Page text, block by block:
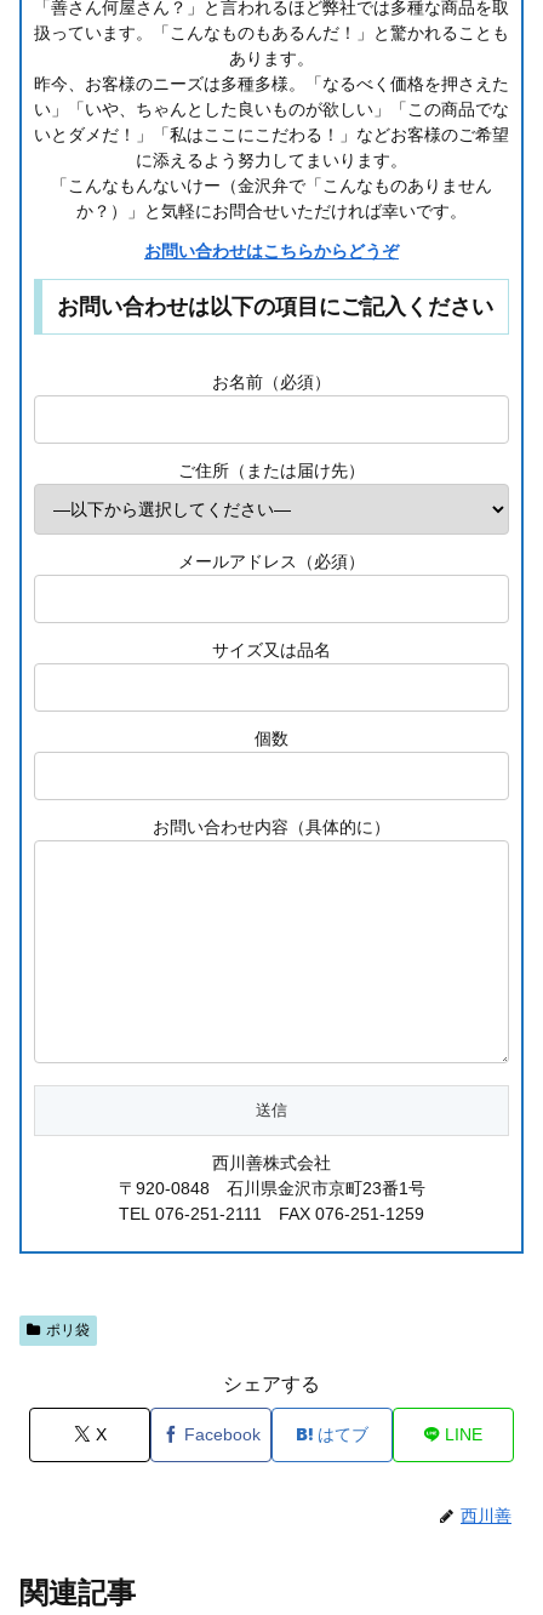
「善さん何屋さん？」と言われるほど弊社では多種な商品を取
扱っています。「こんなものもあるんだ！」と驚かれることも
あります。
昨今、お客様のニーズは多種多様。「なるべく価格を押さえた
い」「いや、ちゃんとした良いものが欲しい」「この商品でな
いとダメだ！」「私はここにこだわる！」などお客様のご希望
に添えるよう努力してまいります。
「こんなもんないけー（金沢弁で「こんなものありません
か？）」と気軽にお問合せいただければ幸いです。
お問い合わせはこちらからどうぞ
お問い合わせは以下の項目にご記入ください
お名前（必須）
ご住所（または届け先）
メールアドレス（必須）
サイズ又は品名
個数
お問い合わせ内容（具体的に）
西川善株式会社
〒920-0848 石川県金沢市京町23番1号
TEL 076-251-2111 FAX 076-251-1259
ポリ袋
シェアする
X Facebook はてブ LINE
西川善
関連記事